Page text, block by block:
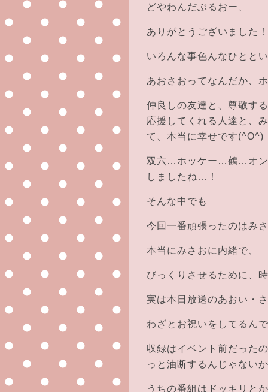
どやわんだぶるおー、
ありがとうございました
いろんな事色んなひとと
あおさおってなんだか、
仲良しの友達と、尊敬す
応援してくれる人達と、
て、本当に幸せです(^O^)
双六…ホッケー…鶴…オ
しましたね…！
そんな中でも
今回一番頑張ったのはみ
本当にみさおに内緒で、
びっくりさせるために、
実は本日放送のあおい・
わざとお祝いをしてるん
収録はイベント前だった
っと油断するんじゃない
うちの番組はドッキリと